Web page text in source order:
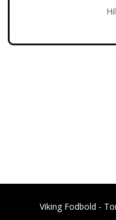
Viking Fodbold -